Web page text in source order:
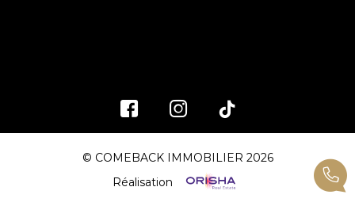
© COMEBACK IMMOBILIER 2026
Réalisation